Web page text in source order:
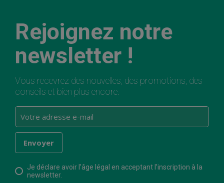
Rejoignez notre
newsletter !
Vous recevrez des nouvelles, des promotions, des
conseils et bien plus encore.
Je déclare avoir l’âge légal en acceptant l’inscription à la
newsletter.